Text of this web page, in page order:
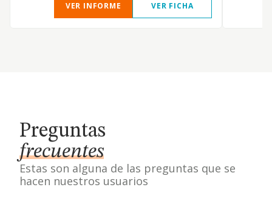
VER INFORME
VER FICHA
Preguntas
frecuentes
Estas son alguna de las preguntas que se
hacen nuestros usuarios